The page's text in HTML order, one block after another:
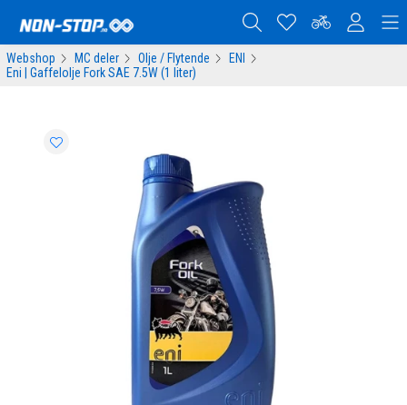
Webshop MC deler Olje / Flytende
ENI
Eni | Gaffelolje Fork SAE 7.5W (1 liter)